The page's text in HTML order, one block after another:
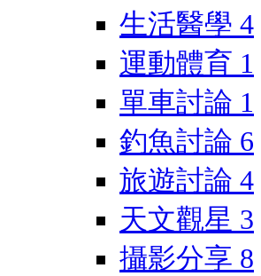
生活醫學 4
運動體育 1
單車討論 1
釣魚討論 6
旅遊討論 4
天文觀星 3
攝影分享 8